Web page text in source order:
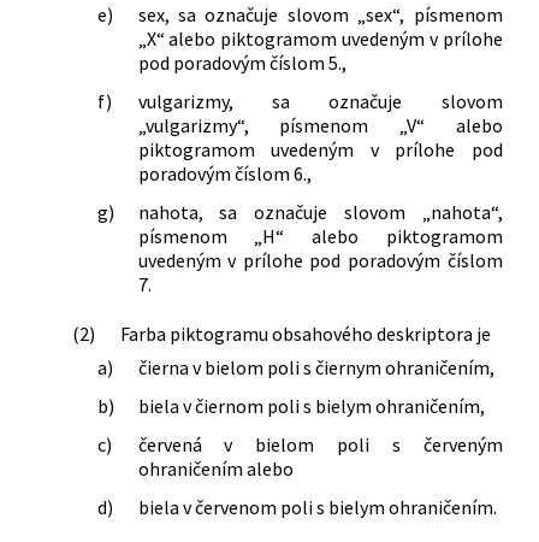
e)
sex, sa označuje slovom „sex“, písmenom
„X“ alebo piktogramom uvedeným v prílohe
pod poradovým číslom 5.,
f)
vulgarizmy, sa označuje slovom
„vulgarizmy“, písmenom „V“ alebo
piktogramom uvedeným v prílohe pod
poradovým číslom 6.,
g)
nahota, sa označuje slovom „nahota“,
písmenom „H“ alebo piktogramom
uvedeným v prílohe pod poradovým číslom
7.
(2)
Farba piktogramu obsahového deskriptora je
a)
čierna v bielom poli s čiernym ohraničením,
b)
biela v čiernom poli s bielym ohraničením,
c)
červená v bielom poli s červeným
ohraničením alebo
d)
biela v červenom poli s bielym ohraničením.